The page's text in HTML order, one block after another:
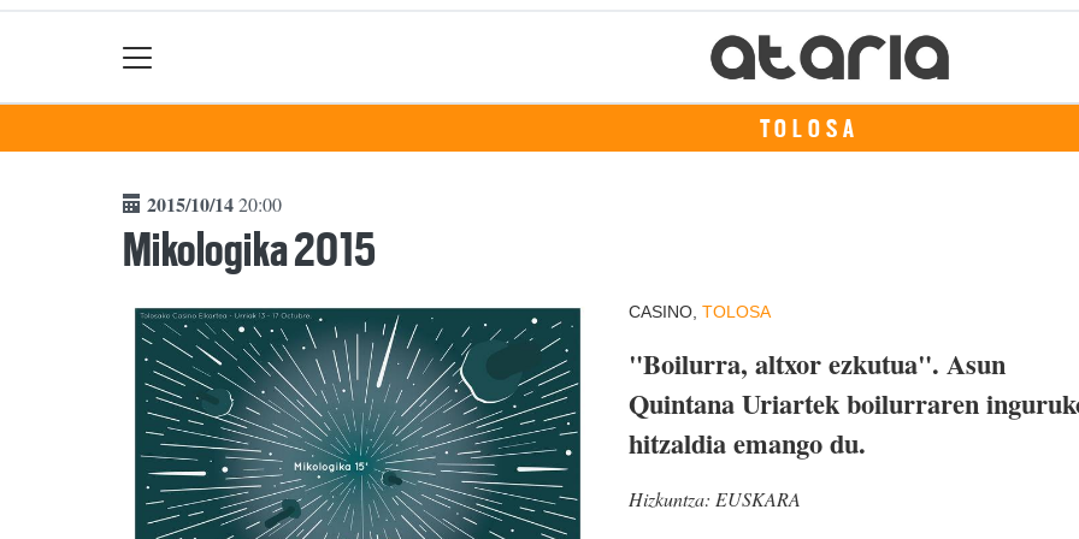
TOLOSA
2015/10/1420:00
Mikologika 2015
CASINO, TOLOSA
"Boilurra, altxor ezkutua". Asun
Quintana Uriartek boilurraren
hitzaldia emango du.
Hizkuntza: EUSKARA